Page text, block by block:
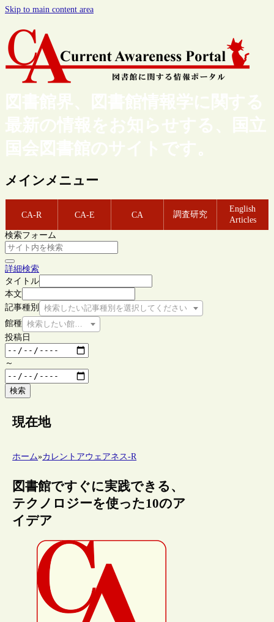
Skip to main content area
図書館界、図書館情報学に関する
最新の情報をお知らせする、国立
国会図書館のサイトです。
メインメニュー
CA-R CA-E CA 調査研究
English
Articles
検索フォーム
詳細検索
タイトル
本文
記事種別
検索したい記事種別を選択してください
館種 検索したい館種を選択してください
投稿日
～
検索
現在地
ホーム»カレントアウェアネス-R
図書館ですぐに実践できる、
テクノロジーを使った10のア
イデア